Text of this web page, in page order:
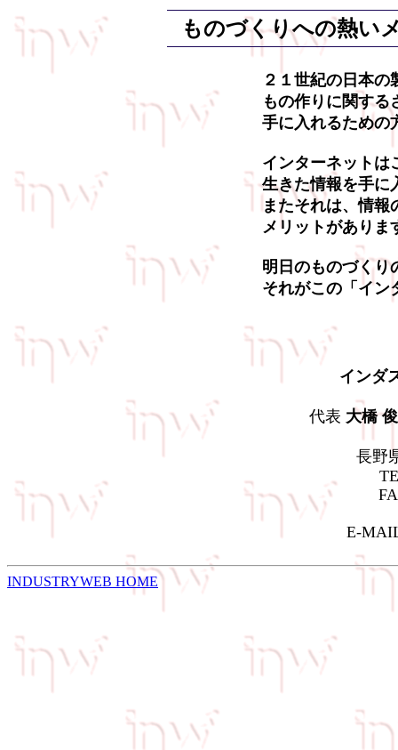
ものづくりへの熱い
２１世紀の日本
もの作りに関する
手に入れるための
インターネットは
生きた情報を手に
またそれは、情報
メリットがありま
明日のものづくり
それがこの 「イ
インダ
代表 大橋
長野
E-
INDUSTRYWEB HOME